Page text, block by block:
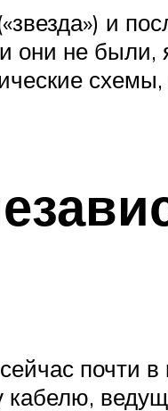
и
они не были,
почти
кабелю,